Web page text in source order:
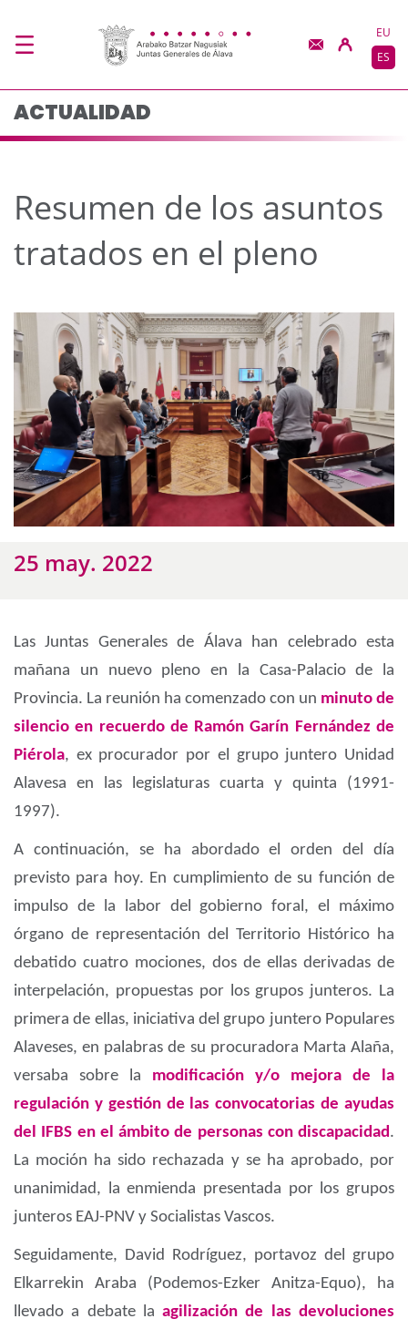
Resumen de los
EU
ES
ACTUALIDAD
Resumen de los asuntos
tratados en el pleno
25 may. 2022
Las Juntas Generales de Álava han celebrado esta
mañana un nuevo pleno en la Casa-Palacio de la
Provincia. La reunión ha comenzado con un minuto de
silencio en recuerdo de Ramón Garín Fernández de
Piérola, ex procurador por el grupo juntero Unidad
Alavesa en las legislaturas cuarta y quinta (1991-
1997).
A continuación, se ha abordado el orden del día
previsto para hoy. En cumplimiento de su función de
impulso de la labor del gobierno foral, el máximo
órgano de representación del Territorio Histórico ha
debatido cuatro mociones, dos de ellas derivadas de
interpelación, propuestas por los grupos junteros. La
primera de ellas, iniciativa del grupo juntero Populares
Alaveses, en palabras de su procuradora Marta Alaña,
versaba sobre la modificación y/o mejora de la
regulación y gestión de las convocatorias de ayudas
del IFBS en el ámbito de personas con discapacidad.
La moción ha sido rechazada y se ha aprobado, por
unanimidad, la enmienda presentada por los grupos
junteros EAJ-PNV y Socialistas Vascos.
Seguidamente, David Rodríguez, portavoz del grupo
Elkarrekin Araba (Podemos-Ezker Anitza-Equo), ha
llevado a debate laagilización de las devoluciones